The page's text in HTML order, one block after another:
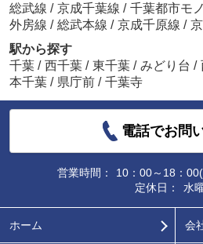
総武線 / 京成千葉線 / 千葉都市モ
外房線 / 総武本線 / 京成千原線 /
駅から探す
千葉 / 西千葉 / 東千葉 / みどり台 /
本千葉 / 県庁前 / 千葉寺
電話でお問
営業時間：
10：00～18：
定休日：
水
ホーム 会